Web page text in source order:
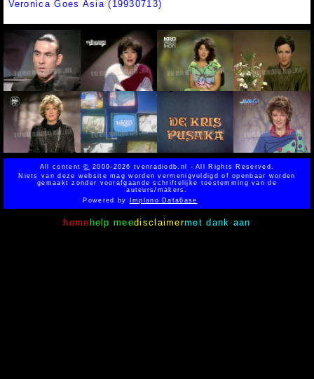
Veronica Goes Asia (19930713)
All content© 2009-2026 tvenradiodb.nl - All Rights Reserved.
Niets van deze website mag worden vermenigvuldigd of openbaar worden
gemaakt zonder voorafgaande schriftelijke toestemming van de
auteurs/makers.
Powered byImplano Data6ase
home help meedisclaimermet dank aan